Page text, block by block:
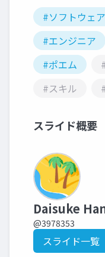
#ソフトウェ
#エンジニア
#ポエム
#スキル
スライド概要
Daisuke
@3978353
スライド一覧